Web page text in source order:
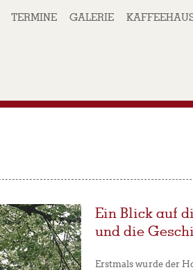
TERMINE GALERIE
Ein Blick auf
und die
Erstmals wurde der